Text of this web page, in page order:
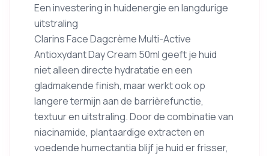
Een investering in huidenergie en langdurige
uitstraling
Clarins Face Dagcrème Multi-Active
Antioxydant Day Cream 50ml geeft je huid
niet alleen directe hydratatie en een
gladmakende finish, maar werkt ook op
langere termijn aan de barrièrefunctie,
textuur en uitstraling. Door de combinatie van
niacinamide, plantaardige extracten en
voedende humectantia blijf je huid er frisser,